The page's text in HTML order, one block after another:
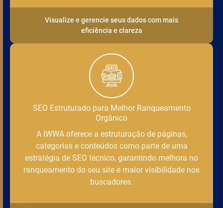
Visualize e gerencie seus dados com mais
eficiência e clareza
SEO Estruturado para Melhor Ranqueamento
Orgânico
A IWWA oferece a estruturação de páginas,
categorias e conteúdos como parte de uma
estratégia de SEO técnico, garantindo melhora no
ranqueamento do seu site e maior visibilidade nos
buscadores.